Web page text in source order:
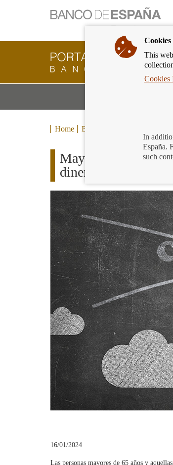
Banking
Customer
Banco
back
to
Home Blog
Mayores y personas
dinero en su banco
16/01/2024
Las personas mayores de 65 años y
Cookies
This
Cookies
In
España.
such